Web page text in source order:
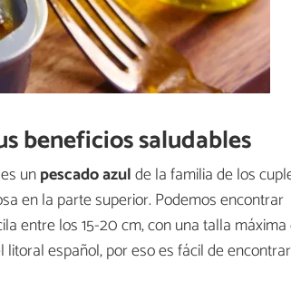
beneficios saludables
unpescado azulde la familia de los
en la parte superior. Podemos encontrar
entre los 15-20 cm, con una talla
litoral español, por eso es fácil de